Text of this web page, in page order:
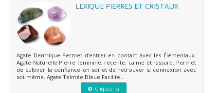
LEXIQUE PIERRES ET CRISTAUX
Agate Dentrique Permet d'entrer en contact avec les Élémentaux.
Agate Naturelle Pierre féminine, récente, calme et rassure. Permet
de cultiver la confiance en soi et de retrouver la connexion avec
soi-même. Agate Teintée Bleue Facilite...
Cliquez ici